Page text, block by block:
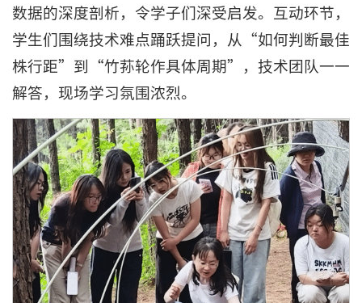
数据的深度剖析，令学子们深受启发。互动环节，
学生们围绕技术难点踊跃提问，从“如何判断最佳
株行距”到“竹荪轮作具体周期”，技术团队一一
解答，现场学习氛围浓烈。